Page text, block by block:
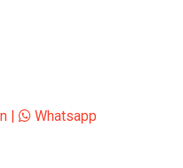
| Whatsapp